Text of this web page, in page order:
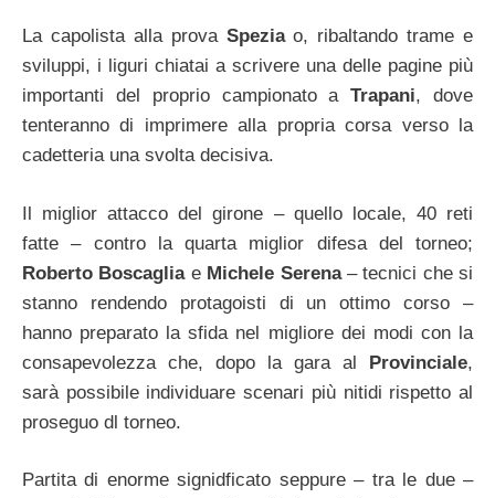
La capolista alla prova Speziao, ribaltando trame e
sviluppi, i liguri chiatai a scrivere una delle pagine più
importanti del proprio campionato aTrapani, dove
tenteranno di imprimere alla propria corsa verso la
cadetteria una svolta decisiva.
Il miglior attacco del girone – quello locale, 40 reti
fatte – contro la quarta miglior difesa del torneo;
Roberto Boscaglia eMichele Serena– tecnici che si
stanno rendendo protagoisti di un ottimo corso –
hanno preparato la sfida nel migliore dei modi con la
consapevolezza che, dopo la gara al Provinciale,
sarà possibile individuare scenari più nitidi rispetto al
proseguo dl torneo.
Partita di enorme signidficato seppure – tra le due –